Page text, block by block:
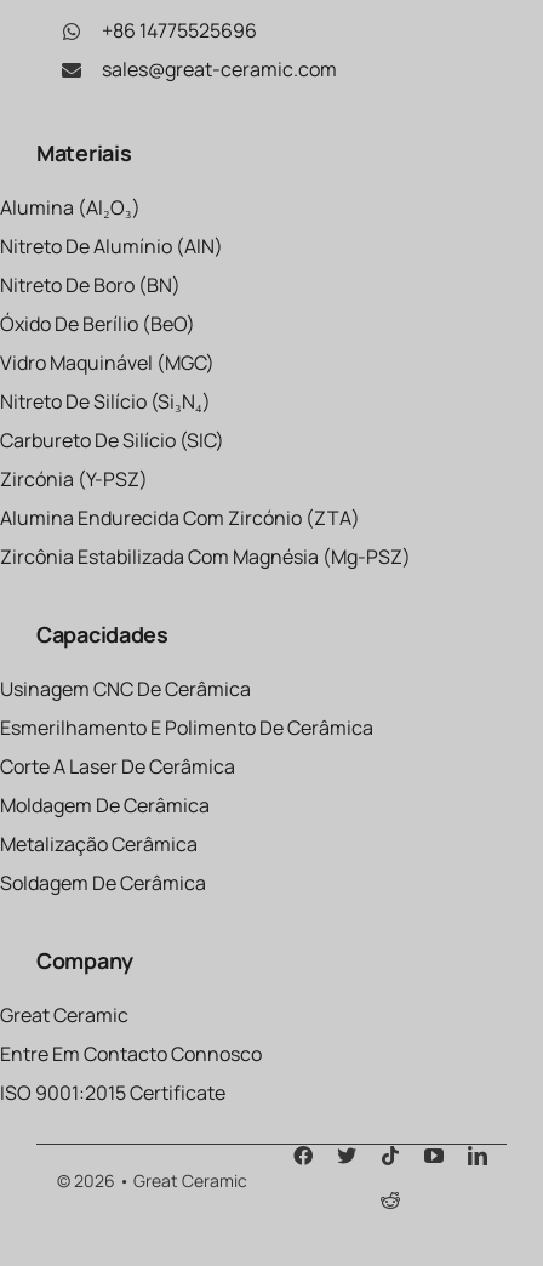
+86 14775525696
sales@great-ceramic.com
Materiais
Alumina (Al₂O₃)
Nitreto De Alumínio (AlN)
Nitreto De Boro (BN)
Óxido De Berílio (BeO)
Vidro Maquinável (MGC)
Nitreto De Silício (Si₃N₄)
Carbureto De Silício (SIC)
Zircónia (Y-PSZ)
Alumina Endurecida Com Zircónio (ZTA)
Zircônia Estabilizada Com Magnésia (Mg-PSZ)
Capacidades
Usinagem CNC De Cerâmica
Esmerilhamento E Polimento De Cerâmica
Corte A Laser De Cerâmica
Moldagem De Cerâmica
Metalização Cerâmica
Soldagem De Cerâmica
Company
Great Ceramic
Entre Em Contacto Connosco
ISO 9001:2015 Certificate
© 2026 • Great Ceramic